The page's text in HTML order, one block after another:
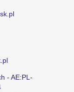
- AE:PL-